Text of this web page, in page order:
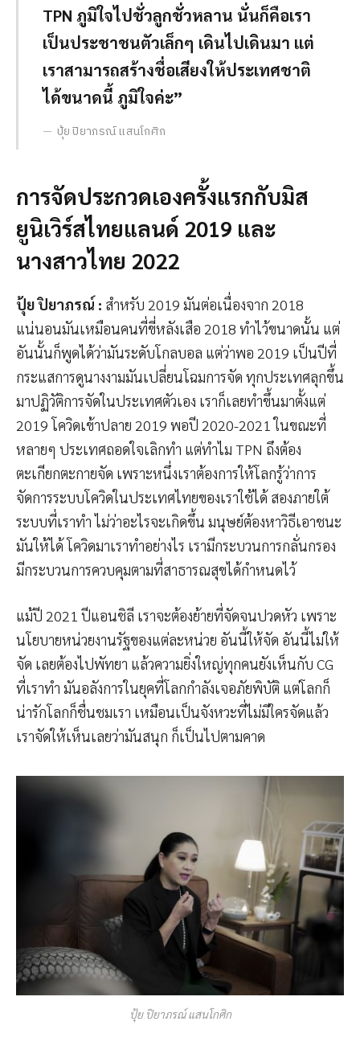
TPN ภูมิใจไปชั่วลูกชั่วหลาน นั่นก็คือเรา
เป็นประชาชนตัวเล็กๆ เดินไปเดินมา แต่
เราสามารถสร้างชื่อเสียงให้ประเทศชาติ
ได้ขนาดนี้ ภูมิใจค่ะ”
ปุ้ย ปิยาภรณ์ แสนโกศิก
การจัดประกวดเองครั้งแรกกับมิส
ยูนิเวิร์สไทยแลนด์ 2019 และ
นางสาวไทย 2022
ปุ้ย ปิยาภรณ์ : สำหรับ 2019 มันต่อเนื่องจาก 2018
แน่นอนมันเหมือนคนที่ขี่หลังเสือ 2018 ทำไว้ขนาดนั้น แต่
อันนั้นก็พูดได้ว่ามันระดับโกลบอล แต่ว่าพอ 2019 เป็นปีที่
กระแสการดูนางงามมันเปลี่ยนโฉมการจัด ทุกประเทศลุกขึ้น
มาปฏิวัติการจัดในประเทศตัวเอง เราก็เลยทำขึ้นมาตั้งแต่
2019 โควิดเข้าปลาย 2019 พอปี 2020-2021 ในขณะที่
หลายๆ ประเทศถอดใจเลิกทำ แต่ทำไม TPN ถึงต้อง
ตะเกียกตะกายจัด เพราะหนึ่งเราต้องการให้โลกรู้ว่าการ
จัดการระบบโควิดในประเทศไทยของเราใช้ได้ สองภายใต้
ระบบที่เราทำ ไม่ว่าอะไรจะเกิดขึ้น มนุษย์ต้องหาวิธีเอาชนะ
มันให้ได้ โควิดมาเราทำอย่างไร เรามีกระบวนการกลั่นกรอง
มีกระบวนการควบคุมตามที่สาธารณสุขได้กำหนดไว้
แม้ปี 2021 ปีแอนชิลี เราจะต้องย้ายที่จัดจนปวดหัว เพราะ
นโยบายหน่วยงานรัฐของแต่ละหน่วย อันนี้ให้จัด อันนี้ไม่ให้
จัด เลยต้องไปพัทยา แล้วความยิ่งใหญ่ทุกคนยังเห็นกับ CG
ที่เราทำ มันอลังการในยุคที่โลกกำลังเจอภัยพิบัติ แต่โลกก็
น่ารักโลกก็ชื่นชมเรา เหมือนเป็นจังหวะที่ไม่มีใครจัดแล้ว
เราจัดให้เห็นเลยว่ามันสนุก ก็เป็นไปตามคาด
ปุ้ย ปิยาภรณ์ แสนโกศิก